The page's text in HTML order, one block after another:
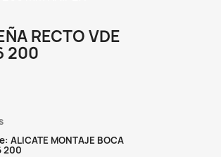
RECTO VDE
200
MONTAJE BOCA
200